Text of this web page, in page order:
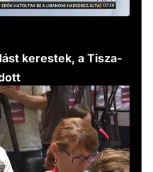
kerestek, a Tisza-